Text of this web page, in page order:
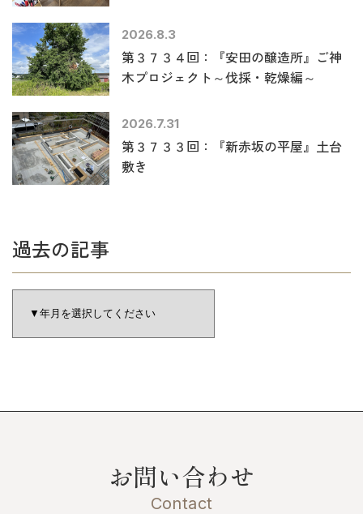
2026.8.3
第３７３４回：『安田の醸造所』ご神
木プロジェクト～伐採・乾燥編～
2026.7.31
第３７３３回：『新赤坂の平屋』土台
敷き
過去の記事
お問い合わせ
Contact